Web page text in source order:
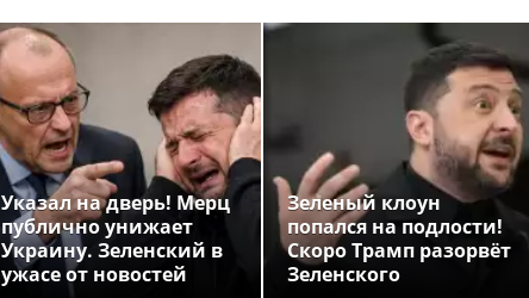
Указал на дверь! Мерц
публично унижает
Украину. Зеленский в
ужасе от новостей
Зеленый клоун
попался на подлости!
Скоро Трамп разорвёт
Зеленского